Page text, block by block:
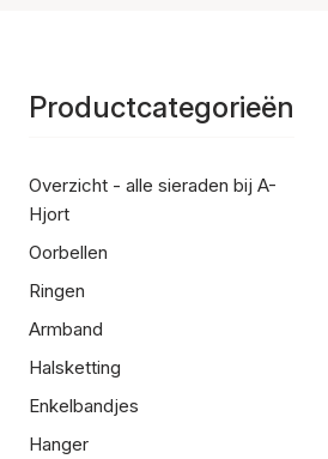
Productcategorieën
Overzicht - alle sieraden bij A-
Hjort
Oorbellen
Ringen
Armband
Halsketting
Enkelbandjes
Hanger